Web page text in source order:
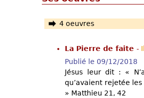
4 oeuvres
La Pierre de faite -
Publié le 09/12/2018
Jésus leur dit : «
qu’avaient rejetée
» Matthieu 21, 42